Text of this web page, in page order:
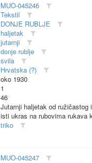
MUO-045246
Tekstil
DONJE RUBLJE
haljetak
jutarnji
donje rublje
svila
Hrvatska (?)
oko 1930
1
46
Jutarnji haljetak od ružičastog
isti ukras na rubovima rukava
triko
MUO-045247